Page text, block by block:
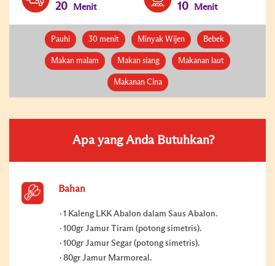
20 Menit 10 Menit
Pauhi 30 menit Minyak Wijen Bebek
Makan malam Makan siang Makanan laut
Makanan Cina
Apa yang Anda Butuhkan?
Bahan
1 Kaleng LKK Abalon dalam Saus Abalon.
100gr Jamur Tiram (potong simetris).
100gr Jamur Segar (potong simetris).
80gr Jamur Marmoreal.